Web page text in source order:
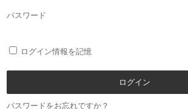
パスワード
ログイン情報を記憶
パスワードをお忘れですか？